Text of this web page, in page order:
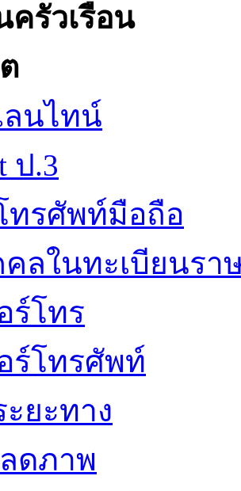
ครัวเรือน
ลนไทน์
ป.3
ทรศัพท์มือถือ
ลในทะเบียนรา
ร์โทร
ร์โทรศัพท์
ยะทาง
ดภาพ